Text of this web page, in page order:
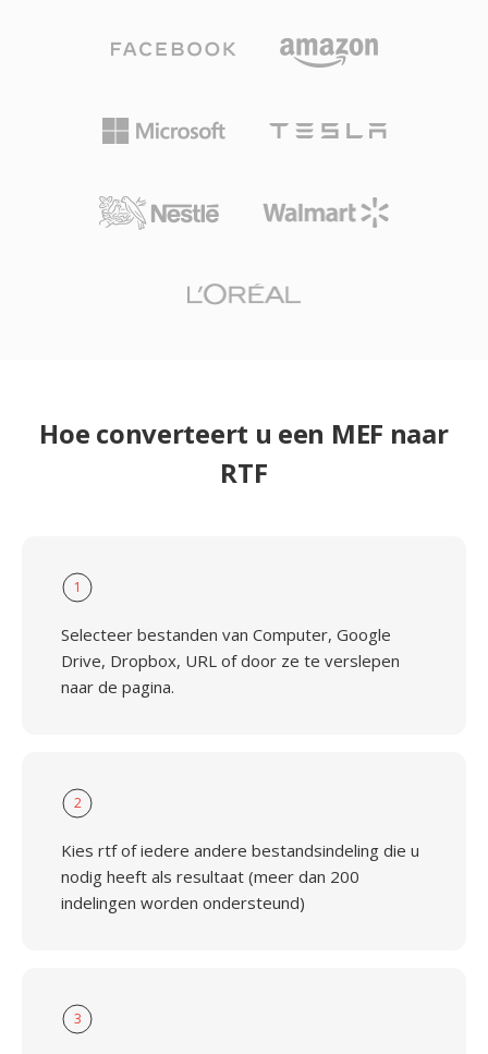
Hoe converteert u een MEF naar
RTF
1
Selecteer bestanden van Computer, Google
Drive, Dropbox, URL of door ze te verslepen
naar de pagina.
2
Kies rtf of iedere andere bestandsindeling die u
nodig heeft als resultaat (meer dan 200
indelingen worden ondersteund)
3